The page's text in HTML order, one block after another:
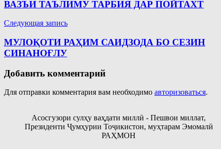
ВАЗЪИ ТАЪЛИМУ ТАРБИЯ ДАР ПОЙТАХТ
Следующая запись
МУЛОҚОТИ РАҲИМ САИДЗОДА БО СЕЗИН
СИНАНОҒЛУ
Добавить комментарий
Для отправки комментария вам необходимо авторизоваться.
Асосгузори сулҳу ваҳдати миллӣ - Пешвои миллат,
Президенти Ҷумҳурии Тоҷикистон, муҳтарам Эмомалӣ
РАҲМОН